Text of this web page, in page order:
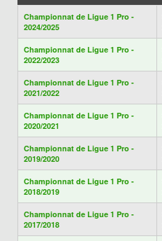
Championnat de Ligue 1 Pro -
2024/2025
Championnat de Ligue 1 Pro -
2022/2023
Championnat de Ligue 1 Pro -
2021/2022
Championnat de Ligue 1 Pro -
2020/2021
Championnat de Ligue 1 Pro -
2019/2020
Championnat de Ligue 1 Pro -
2018/2019
Championnat de Ligue 1 Pro -
2017/2018